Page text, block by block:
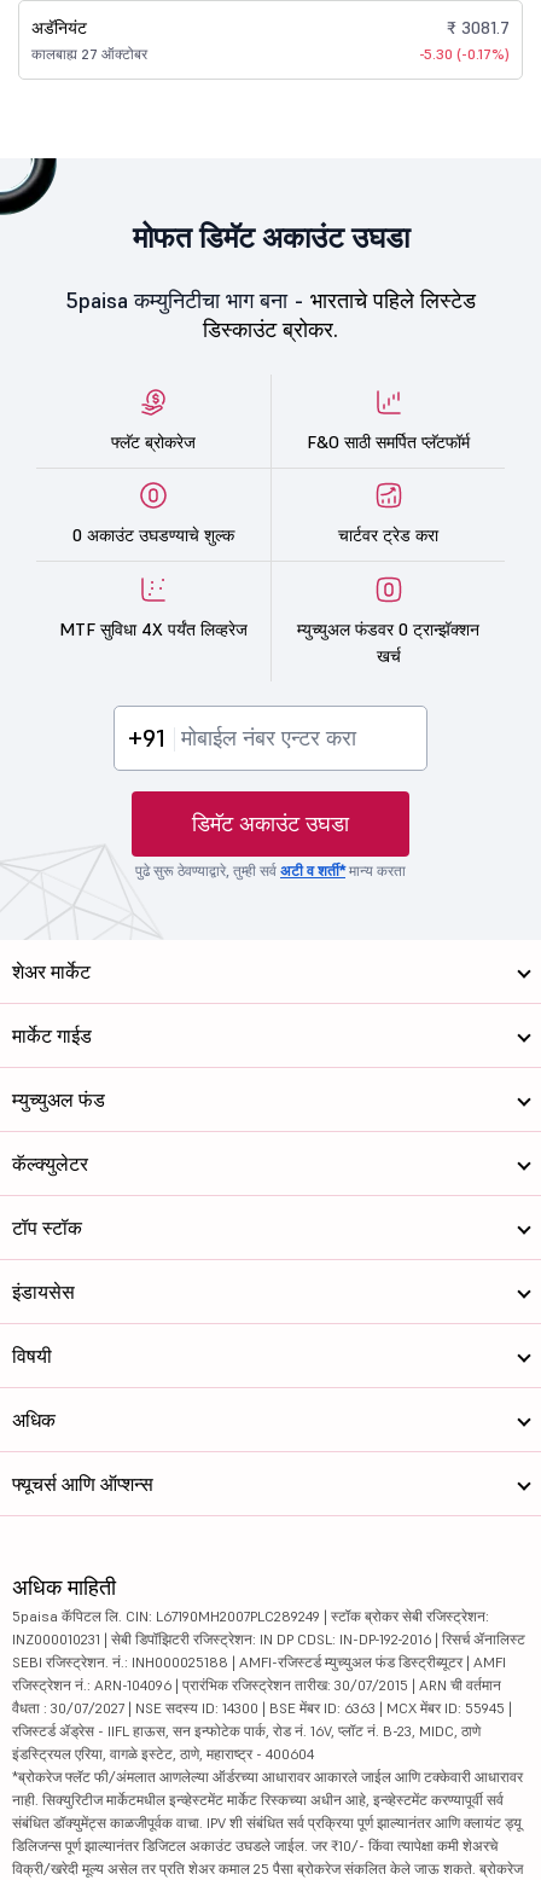
अडॅनियंट
कालबाह्य 27 ऑक्टोबर
₹ 3081.7
-5.30 (-0.17%)
मोफत डिमॅट अकाउंट उघडा
5paisa कम्युनिटीचा भाग बना - भारताचे पहिले लिस्टेड
डिस्काउंट ब्रोकर.
फ्लॅट ब्रोकरेज F&O साठी समर्पित प्लॅटफॉर्म
0 अकाउंट उघडण्याचे शुल्क चार्टवर ट्रेड करा
MTF सुविधा 4X पर्यंत लिव्हरेज
म्युच्युअल फंडवर 0 ट्रान्झॅक्शन
खर्च
+91
डिमॅट अकाउंट उघडा
पुढे सुरू ठेवण्याद्वारे, तुम्ही सर्व अटी व शर्ती*मान्य करता
शेअर मार्केट
मार्केट गाईड
म्युच्युअल फंड
कॅल्क्युलेटर
टॉप स्टॉक
इंडायसेस
विषयी
अधिक
फ्यूचर्स आणि ऑप्शन्स
अधिक माहिती
5paisa कॅपिटल लि. CIN: L67190MH2007PLC289249 | स्टॉक ब्रोकर सेबी रजिस्ट्रेशन:
INZ000010231 | सेबी डिपॉझिटरी रजिस्ट्रेशन: IN DP CDSL: IN-DP-192-2016 | रिसर्च ॲनालिस्ट
SEBI रजिस्ट्रेशन. नं.: INH000025188 | AMFI-रजिस्टर्ड म्युच्युअल फंड डिस्ट्रीब्यूटर | AMFI
रजिस्ट्रेशन नं.: ARN-104096 | प्रारंभिक रजिस्ट्रेशन तारीख: 30/07/2015 | ARN ची वर्तमान
वैधता : 30/07/2027 | NSE सदस्य ID: 14300 | BSE मेंबर ID: 6363 | MCX मेंबर ID: 55945 |
रजिस्टर्ड ॲड्रेस - IIFL हाऊस, सन इन्फोटेक पार्क, रोड नं. 16V, प्लॉट नं. B-23, MIDC, ठाणे
इंडस्ट्रियल एरिया, वागळे इस्टेट, ठाणे, महाराष्ट्र - 400604
*ब्रोकरेज फ्लॅट फी/अंमलात आणलेल्या ऑर्डरच्या आधारावर आकारले जाईल आणि टक्केवारी आधारावर
नाही. सिक्युरिटीज मार्केटमधील इन्व्हेस्टमेंट मार्केट रिस्कच्या अधीन आहे, इन्व्हेस्टमेंट करण्यापूर्वी सर्व
संबंधित डॉक्युमेंट्स काळजीपूर्वक वाचा. IPV शी संबंधित सर्व प्रक्रिया पूर्ण झाल्यानंतर आणि क्लायंट ड्यू
डिलिजन्स पूर्ण झाल्यानंतर डिजिटल अकाउंट उघडले जाईल. जर ₹10/- किंवा त्यापेक्षा कमी शेअरचे
विक्री/खरेदी मूल्य असेल तर प्रति शेअर कमाल 25 पैसा ब्रोकरेज संकलित केले जाऊ शकते. ब्रोकरेज